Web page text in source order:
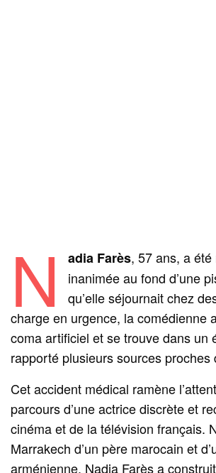
N adia Farès, 57 ans, a été
inanimée au fond d’une
qu’elle séjournait chez
charge en urgence, la comédienne
coma artificiel et se trouve dans un
rapporté plusieurs sources proches
Cet accident médical ramène
parcours d’une actrice discrète et
cinéma et de la télévision français.
Marrakech d’un père marocain et
arménienne, Nadia Farès a